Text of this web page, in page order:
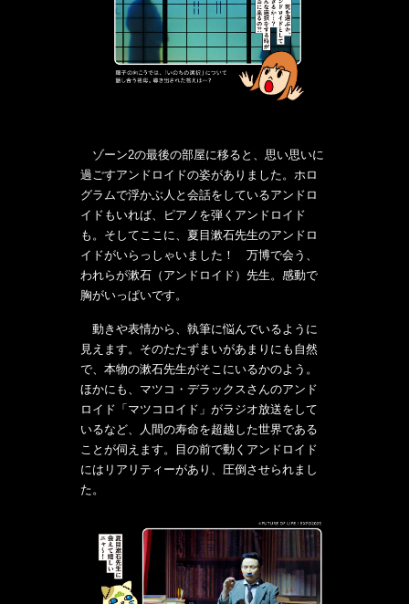
ゾーン2の最後の部屋に移ると、思い思いに
過ごすアンドロイドの姿がありました。ホロ
グラムで浮かぶ人と会話をしているアンドロ
イドもいれば、ピアノを弾くアンドロイド
も。そしてここに、夏目漱石先生のアンドロ
イドがいらっしゃいました！ 万博で会う、
われらが漱石（アンドロイド）先生。感動で
胸がいっぱいです。
動きや表情から、執筆に悩んでいるように
見えます。そのたたずまいがあまりにも自然
で、本物の漱石先生がそこにいるかのよう。
ほかにも、マツコ・デラックスさんのアンド
ロイド「マツコロイド」がラジオ放送をして
いるなど、人間の寿命を超越した世界である
ことが伺えます。目の前で動くアンドロイド
にはリアリティーがあり、圧倒させられまし
た。